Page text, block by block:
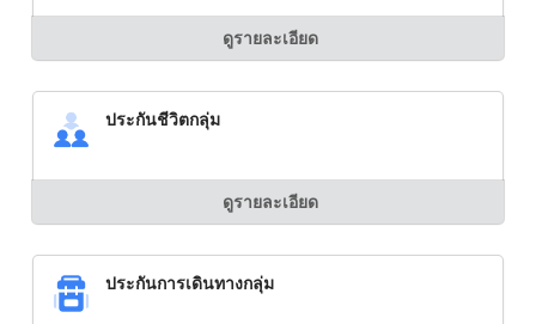
ดูรายละเอียด
ประกันชีวิตกลุ่ม
ดูรายละเอียด
ประกันการเดินทางกลุ่ม